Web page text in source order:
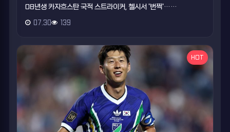
08년생 카자흐스탄 국적 스트라이커, 첼시서 '번쩍'……
07.30 139
HOT